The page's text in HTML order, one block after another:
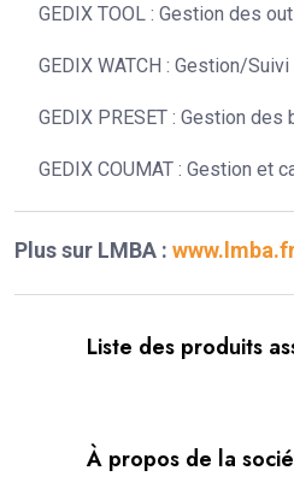
GEDIX TOOL : Gestion des
GEDIX WATCH : Gestion/
GEDIX PRESET : Gestion
GEDIX COUMAT : Gestion et
Plus sur LMBA :
Liste des produits
À propos de la